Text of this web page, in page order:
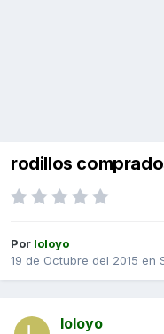
rodillos
Por loloyo
19 de Octubre del 2015 en
loloyo